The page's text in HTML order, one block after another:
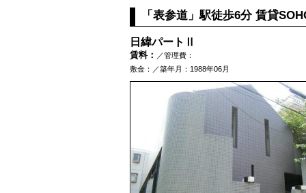
「表参道」駅徒歩6分 賃貸
日緯パートⅡ
賃料：
／管理費：
敷金：／築年月：1988年06月